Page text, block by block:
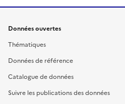
Données ouvertes
Thématiques
Données de référence
Catalogue de données
Suivre les publications des données